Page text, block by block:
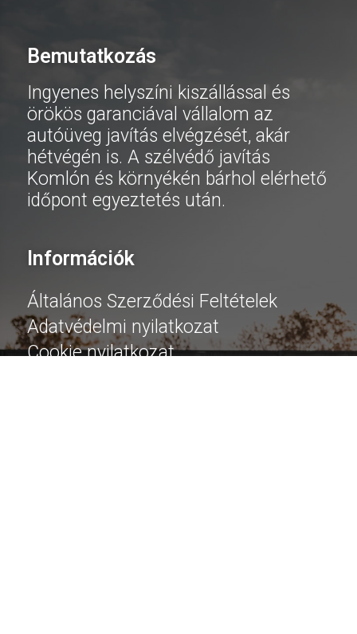
Bemutatkozás
Ingyenes helyszíni kiszállással és
örökös garanciával vállalom az
autóüveg javítás elvégzését, akár
hétvégén is. A szélvédő javítás
Komlón és környékén bárhol elérhető
időpont egyeztetés után.
Információk
Általános Szerződési Feltételek
Adatvédelmi nyilatkozat
Cookie nyilatkozat